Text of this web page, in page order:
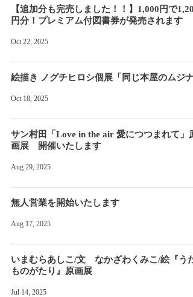
【追加分も完売しました！！】1,000円で
円分！プレミアム付図書券が発売されます
Oct 22, 2025
絵描き ノグチヒロシ個展「同じ本屋のムジナ
Oct 18, 2025
サン村田「Love in the air 愛につつまれて」原
画展 開催いたします
Aug 29, 2025
無人営業を開始いたします
Aug 17, 2025
いまむらあしこ/文 なかざわくみこ/絵『うた
ものがたり』原画展
Jul 14, 2025